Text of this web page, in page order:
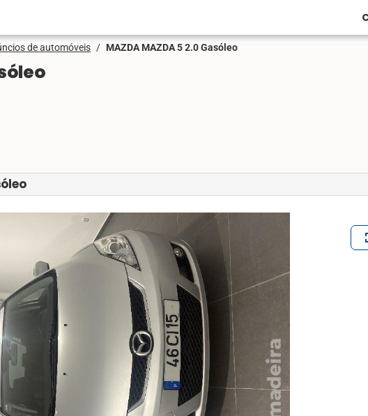
de automóveis / MAZDA MAZDA 5 2.0 Gasóleo